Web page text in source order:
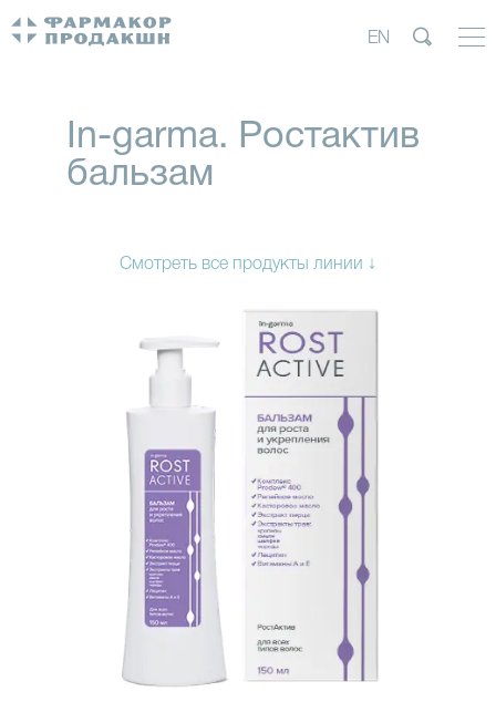
EN
In-garma. Ростактив
бальзам
Смотреть все продукты линии ↓